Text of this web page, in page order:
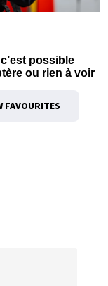
possible
ou rien à voir
FAVOURITES